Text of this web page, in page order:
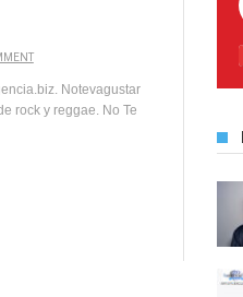
Notevagustar
rock y reggae. No Te